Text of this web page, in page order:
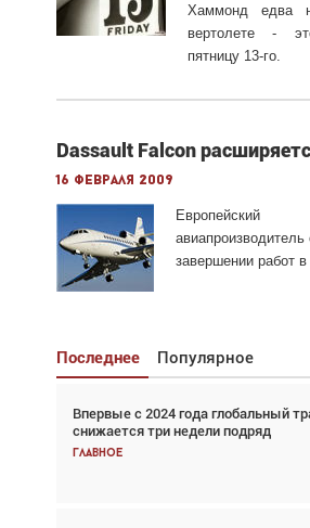
Хаммонд едва
вертолете -
пятницу 13-го.
Dassault Falcon
16 февраля 2009
Европейский
завершении работ в
Последнее Популярное
Впервые с 2024 года глобальный
снижается три недели подряд
Главное
Взгляд с высоты: тандем
спасательных операциях
Главное